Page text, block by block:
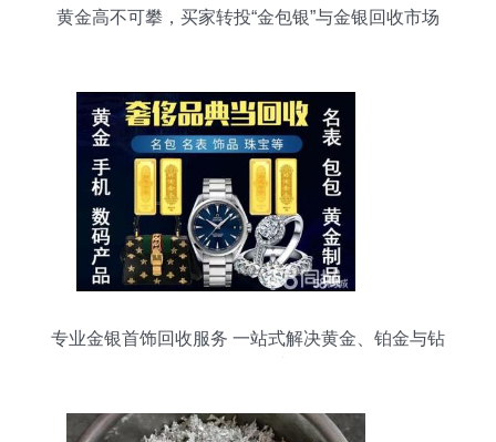
黄金高不可攀，买家转投“金包银”与金银回收市场
专业金银首饰回收服务 一站式解决黄金、铂金与钻